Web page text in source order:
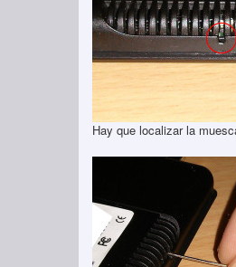
Hay que localizar la